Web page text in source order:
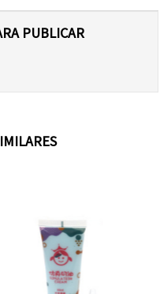
PUBLICAR